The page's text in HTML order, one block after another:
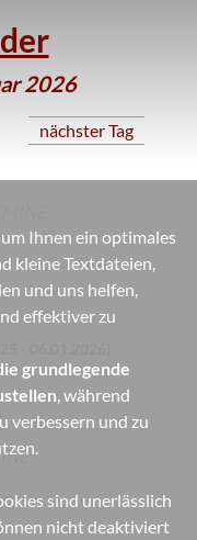
Ihnen ein optimales
kleine Textdateien,
und uns helfen,
effektiver zu
grundlegende
, während
verbessern und zu
sind unerlässlich
nicht deaktiviert
2026
nächster Tag